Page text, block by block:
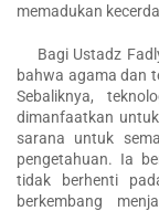
memadukan
Bagi Ustadz
bahwa agama dan
Sebaliknya,
dimanfaatkan
sarana untuk
pengetahuan. Ia
tidak berhenti
berkembang